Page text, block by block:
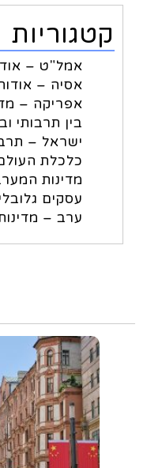
קטגוריות
אמל"ט –
אסיה –
אפריקה –
בין תרבותי
ישראל –
כלכלת
מדינות
עסקים
ערב –